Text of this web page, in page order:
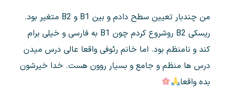
من چندبار تعیین سطح دادم و بین B1 و B2 متغیر بود.
ریسکی B2 روشروع کردم چون B1 به فارسی و خیلی برام
کند و نامنظم بود. اما خانم رئوفی واقعا عالی درس میدن
درس ها منظم و جامع و بسیار روون هست. خدا خیرشون
بده واقعا